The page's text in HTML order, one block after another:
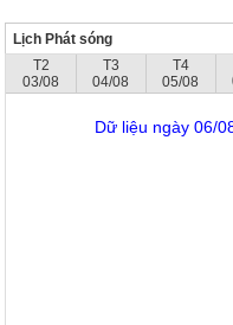
Lịch Phát sóng
T2
03/08
T3
04/08
T4
05/08
Dữ liệu ngày 06/